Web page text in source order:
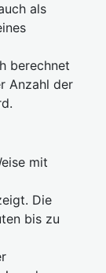
als
berechnet
Anzahl der
mit
Die
bis zu